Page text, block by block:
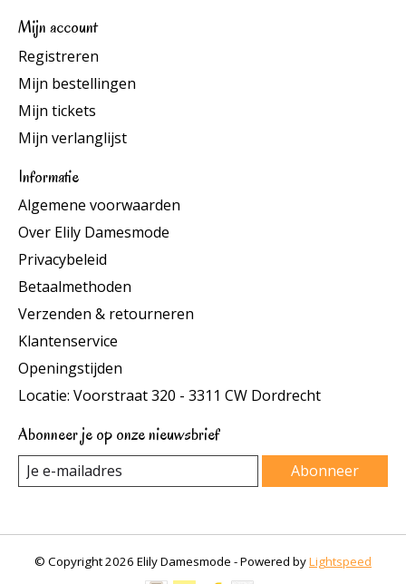
Mijn account
Registreren
Mijn bestellingen
Mijn tickets
Mijn verlanglijst
Informatie
Algemene voorwaarden
Over Elily Damesmode
Privacybeleid
Betaalmethoden
Verzenden & retourneren
Klantenservice
Openingstijden
Locatie: Voorstraat 320 - 3311 CW Dordrecht
Abonneer je op onze nieuwsbrief
Abonneer
© Copyright 2026 Elily Damesmode - Powered byLightspeed